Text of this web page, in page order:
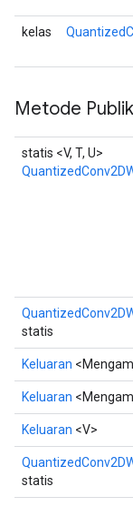
kelas
Metode Publik
statis <V, T, U>
statis
Keluaran
Keluaran
Keluaran <V>
statis